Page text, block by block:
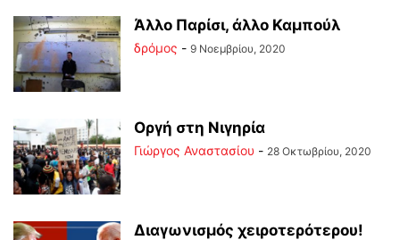
Άλλο Παρίσι, άλλο Καμπούλ
δρόμος - 9 Νοεμβρίου, 2020
Οργή στη Νιγηρία
Γιώργος Αναστασίου - 28 Οκτωβρίου, 2020
Διαγωνισμός χειροτερότερου!